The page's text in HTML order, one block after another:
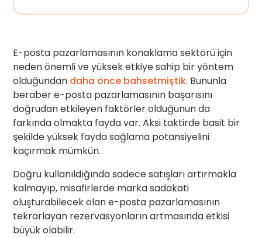
E-posta pazarlamasının konaklama sektörü için
neden önemli ve yüksek etkiye sahip bir yöntem
olduğundan daha önce bahsetmiştik. Bununla
beraber e-posta pazarlamasının başarısını
doğrudan etkileyen faktörler olduğunun da
farkında olmakta fayda var. Aksi taktirde basit bir
şekilde yüksek fayda sağlama potansiyelini
kaçırmak mümkün.
Doğru kullanıldığında sadece satışları artırmakla
kalmayıp, misafirlerde marka sadakati
oluşturabilecek olan e-posta pazarlamasının
tekrarlayan rezervasyonların artmasında etkisi
büyük olabilir.